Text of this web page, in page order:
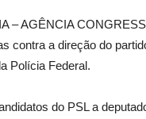
– AGÊNCIA
contra a direção do
Polícia Federal.
do PSL a